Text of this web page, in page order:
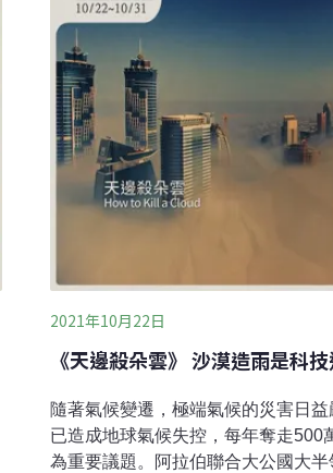
壇每年1月固定在瑞士阿爾北斯山上
議聚集了全球最重要的政治、商業
2021年10月22日
《天邊殺朵雲》 沙漠造雨是科
隨著氣候變遷，極端氣候的災害日
已造成地球氣候失控，每年奪走
為重要議題。阿拉伯聯合大公國大